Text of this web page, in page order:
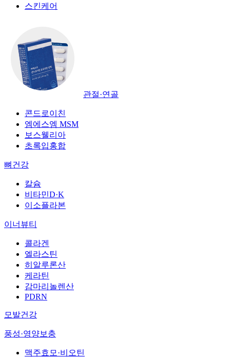
스킨케어
관절·연골
콘드로이친
엠에스엠 MSM
보스웰리아
초록입홍합
뼈건강
칼슘
비타민D·K
이소플라본
이너뷰티
콜라겐
엘라스틴
히알루론산
케라틴
감마리놀렌산
PDRN
모발건강
풍성·영양보충
맥주효모·비오틴